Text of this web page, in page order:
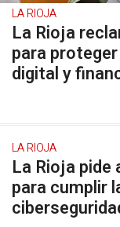
LA RIOJA
La Rioja
para
digital y
LA RIOJA
La Rioja
para cumplir